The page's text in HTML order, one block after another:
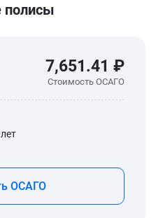
полисы
7,651.41 ₽
Стоимость ОСАГО
ОСАГО